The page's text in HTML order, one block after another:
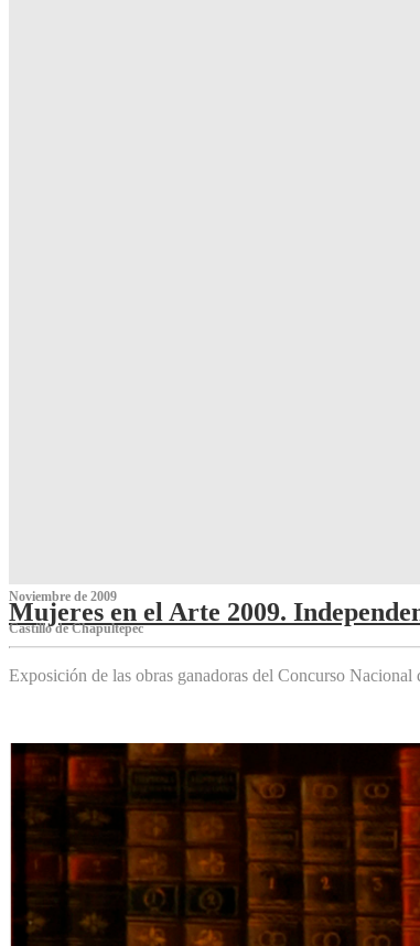
Noviembre de 2009
Mujeres en el Arte 2009.
Castillo de Chapultepec
Exposición de las obras ganadoras del Concurso